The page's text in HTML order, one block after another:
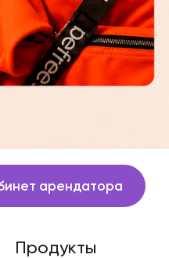
арендатора
Продукты